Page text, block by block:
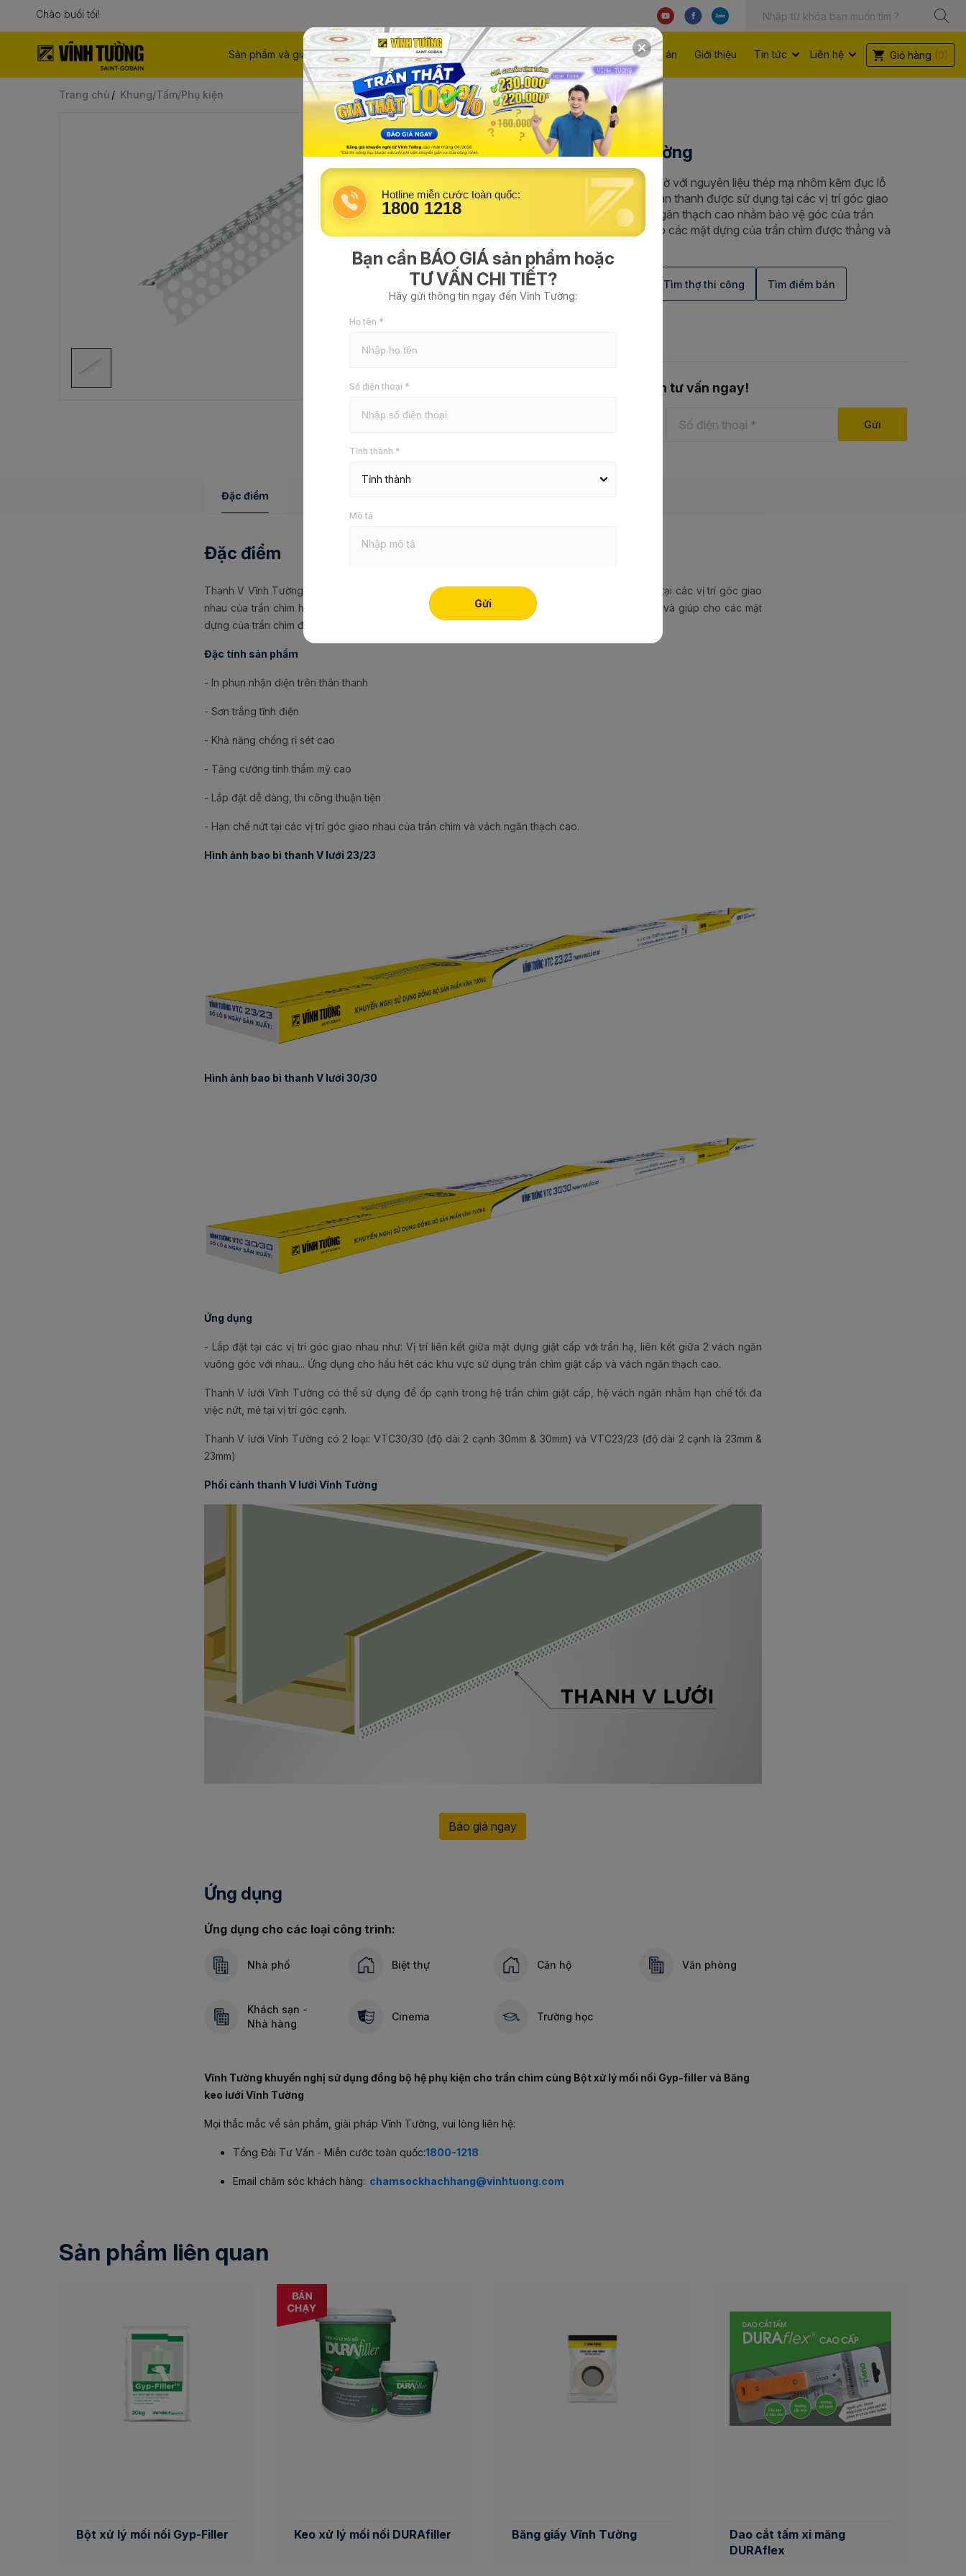
Hotline miễn cước toàn quốc:
1800 1218
Bạn cần BÁO GIÁ sản phẩm hoặc
TƯ VẤN CHI TIẾT?
Hãy gửi thông tin ngay đến Vĩnh Tường:
Họ tên *
Số điện thoại *
Tỉnh thành *
Mô tả
Sản phẩm và giải pháp Mẫu trần nhà đẹp Hỗ trợ kỹ thuật Tìm thợ thi công Dự án Giới thiệu Tin tức Liên hệ Giỏ hàng (0)
Chào buổi tối!
Trang chủ Khung/Tấm/Phụ kiện
Thanh V lưới Vĩnh Tường
Thanh V Vĩnh Tường đục lỗ có gờ với nguyên liệu thép mạ nhôm kẽm đục lỗ
sẵn có in phun nhận diện trên thân thanh được sử dụng tại các vị trí góc giao
nhau của trần chìm hoặc vách ngăn thạch cao nhằm bảo vệ góc của trần
chìm,vách thạch cao và giúp cho các mặt dựng của trần chìm được thẳng và
hạn chế thấy các vết rạn nứt
Mua hàng Tìm thợ thi công Tìm điểm bán
Hãy để lại thông tin để nhận tư vấn ngay!
Đặc điểm
Đặc điểm
Thanh V Vĩnh Tường đục lỗ có gờ với nguyên liệu thép mạ nhôm kẽm đục lỗ sẵn được sử dụng tại các vị trí góc giao
nhau của trần chìm hoặc vách ngăn thạch cao nhằm bảo vệ góc của trần chìm,vách thạch cao và giúp cho các mặt
dựng của trần chìm được thẳng và hạn chế thấy các vết răn nứt.
Đặc tính sản phẩm
- In phun nhận diện trên thân thanh
- Sơn trắng tĩnh điện
- Khả năng chống rỉ sét cao
- Tăng cường tính thẩm mỹ cao
- Lắp đặt dễ dàng, thi công thuận tiện
- Hạn chế nứt tại các vị trí góc giao nhau của trần chìm và vách ngăn thạch cao.
Hình ảnh bao bì thanh V lưới 23/23
Hình ảnh bao bì thanh V lưới 30/30
Ứng dụng
- Lắp đặt tại các vị trí góc giao nhau như: Vị trí liên kết giữa mặt dựng giật cấp với trần hạ, liên kết giữa 2 vách ngăn
vuông góc với nhau... Ứng dụng cho hầu hêt các khu vực sử dụng trần chìm giật cấp và vách ngăn thạch cao.
Thanh V lưới Vĩnh Tường có thể sử dụng để ốp cạnh trong hệ trần chìm giật cấp, hệ vách ngăn nhằm hạn chế tối đa
việc nứt, mẻ tại vị trí góc cạnh.
Thanh V lưới Vĩnh Tường có 2 loại: VTC30/30 (độ dài 2 cạnh 30mm & 30mm) và VTC23/23 (độ dài 2 cạnh là 23mm &
23mm)
Phối cảnh thanh V lưới Vĩnh Tường
Báo giá ngay
Ứng dụng
Ứng dụng cho các loại công trình:
Nhà phố Biệt thự Căn hộ Văn phòng
Khách sạn -
Nhà hàng
Cinema Trường học
Vĩnh Tường khuyến nghị sử dụng đồng bộ hệ phụ kiện cho trần chìm cùng Bột xử lý mối nối Gyp-filler và Băng
keo lưới Vĩnh Tường
Mọi thắc mắc về sản phẩm, giải pháp Vĩnh Tường, vui lòng liên hệ:
Tổng Đài Tư Vấn - Miễn cước toàn quốc:1800-1218
Email chăm sóc khách hàng: chamsockhachhang@vinhtuong.com
Sản phẩm liên quan
Bột xử lý mối nối Gyp-Filler Keo xử lý mối nối DURAfiller Băng giấy Vĩnh Tường
Dao cắt tấm xi măng
DURAflex